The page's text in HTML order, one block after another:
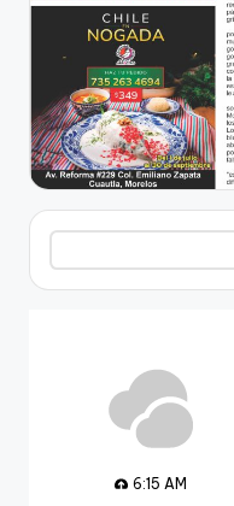
Buscar
6:15 AM